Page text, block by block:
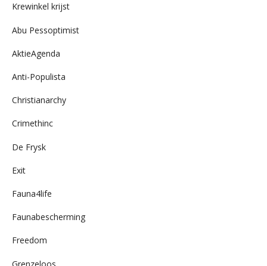
Krewinkel krijst
Abu Pessoptimist
AktieAgenda
Anti-Populista
Christianarchy
Crimethinc
De Frysk
Exit
Fauna4life
Faunabescherming
Freedom
Grenzeloos